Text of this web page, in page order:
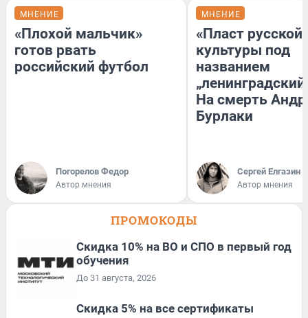
МНЕНИЕ
«Плохой мальчик»
готов рвать
российский футбол
Погорелов Федор
Автор мнения
МНЕНИЕ
«Пласт русской
культуры под
названием
На смерть
Бурлаки
Сергей Елгазин
Автор мнения
ПРОМОКОДЫ
Скидка 10% на ВО и СПО в первый год
обучения
До 31 августа, 2026
Скидка 5% на все сертификаты